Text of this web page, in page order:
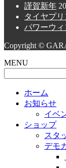
謹賀新年
タイヤプリ
パワーウ
Copyright ©
MENU
ホーム
お知らせ
イベ
ショップ
スタ
デモ